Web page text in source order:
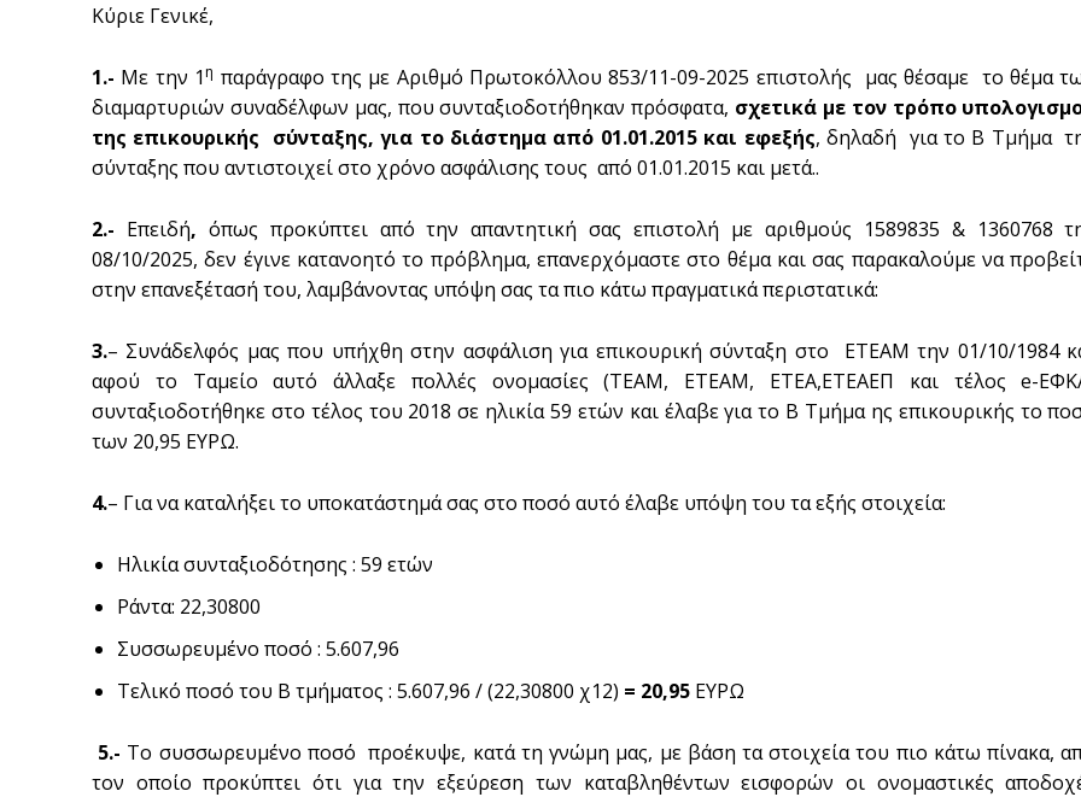
Κύριε Γενικέ,
1.- Με την 1η παράγραφο της με Αριθμό Πρωτοκόλλου 853/11-09-2025 επιστολής μας θέσαμε το θέμα
διαμαρτυριών συναδέλφων μας, που συνταξιοδοτήθηκαν πρόσφατα, σχετικά με τον τρόπο
της επικουρικής σύνταξης, για το διάστημα από 01.01.2015 και εφεξής, δηλαδή για το Β Τμήμα
σύνταξης που αντιστοιχεί στο χρόνο ασφάλισης τους από 01.01.2015 και μετά..
2.- Επειδή, όπως προκύπτει από την απαντητική σας επιστολή με αριθμούς 1589835 & 1360768
08/10/2025, δεν έγινε κατανοητό το πρόβλημα, επανερχόμαστε στο θέμα και σας παρακαλούμε να
στην επανεξέτασή του, λαμβάνοντας υπόψη σας τα πιο κάτω πραγματικά περιστατικά:
3.– Συνάδελφός μας που υπήχθη στην ασφάλιση για επικουρική σύνταξη στο ΕΤΕΑΜ την 01/10/1984
αφού το Ταμείο αυτό άλλαξε πολλές ονομασίες (ΤΕΑΜ, ΕΤΕΑΜ, ΕΤΕΑ,ΕΤΕΑΕΠ και τέλος e-
συνταξιοδοτήθηκε στο τέλος του 2018 σε ηλικία 59 ετών και έλαβε για το Β Τμήμα ης επικουρικής το
των 20,95 ΕΥΡΩ.
4.– Για να καταλήξει το υποκατάστημά σας στο ποσό αυτό έλαβε υπόψη του τα εξής στοιχεία:
Ηλικία συνταξιοδότησης : 59 ετών
Ράντα: 22,30800
Συσσωρευμένο ποσό : 5.607,96
Τελικό ποσό του Β τμήματος : 5.607,96 / (22,30800 χ12) = 20,95 ΕΥΡΩ
5.- Το συσσωρευμένο ποσό προέκυψε, κατά τη γνώμη μας, με βάση τα στοιχεία του πιο κάτω πίνακα,
τον οποίο προκύπτει ότι για την εξεύρεση των καταβληθέντων εισφορών οι ονομαστικές